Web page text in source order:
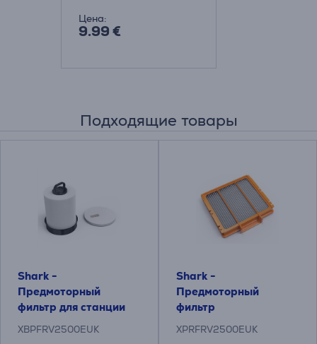
Цена:
9.99 €
Подходящие товары
Shark -
Предмоторный
фильтр для станции
очистки
XBPFRV2500EUK
Shark -
Предмоторный
фильтр
XPRFRV2500EUK